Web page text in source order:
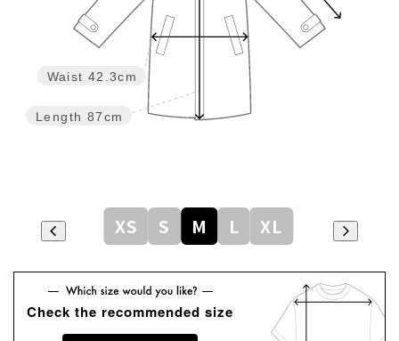
Length 87cm
Waist 42.3cm
XS S M L XL
Check the recommended size